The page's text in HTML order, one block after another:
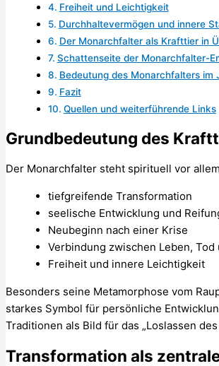
Freiheit und Leichtigkeit
Durchhaltevermögen und innere
Der Monarchfalter als Krafttier in
Schattenseite der Monarchfalter-
Bedeutung des Monarchfalters im
Fazit
Quellen und weiterführende Links
Grundbedeutung des
Der Monarchfalter steht spirituell vor
tiefgreifende Transformation
seelische Entwicklung und
Neubeginn nach einer Krise
Verbindung zwischen Leben,
Freiheit und innere Leichtigkeit
Besonders seine Metamorphose vom
starkes Symbol für persönliche
Traditionen als Bild für das „Loslassen
Transformation als